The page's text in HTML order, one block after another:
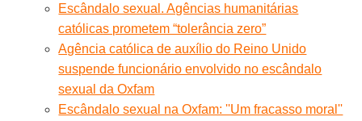
Escândalo sexual. Agências humanitárias
católicas prometem “tolerância zero”
Agência católica de auxílio do Reino Unido
suspende funcionário envolvido no escândalo
sexual da Oxfam
Escândalo sexual na Oxfam: ''Um fracasso moral''